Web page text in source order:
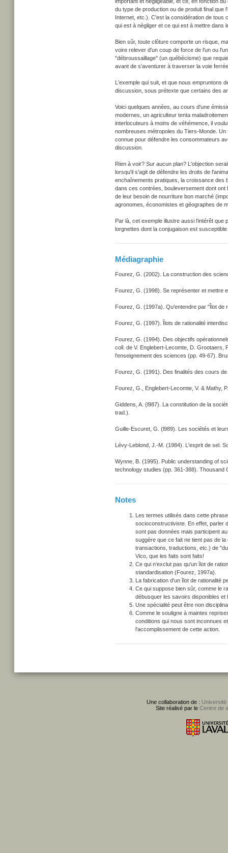
du type de production ou de produit final que
Internet, etc.). C'est la considération de
qui est à négliger et ce qui est à mettre dans
Bien sûr, toute clôture comporte un risque,
voire relever d'un coup de force de l'un ou
"débroussaillage" (un québécisme) que
avant de s'aventurer à traverser la voie
L'exemple qui suit, et que nous empruntons
discussion, sous prétexte que certains des
Voici quelques années, au cours d'une
modernes, un agriculteur tenta
interlocuteurs à moins de véhémence, il
nombreuses métropoles du Tiers-Monde.
connue pour défendre les consommateurs
discussion.
Rien à voir? Sur aucun plan? L'objection
lorsqu'il s'agit de défendre les droits de
enchaînements pratiques, la croissance des
dans ces contrées, bouleversement dont ont
de leur besoin de nourriture bon marché
agronomes, économistes et géographes de
Par là, cet exemple illustre aussi l'intérêt
lorgnettes dont la conjugaison est
Médiagraphie
Fourez, G. (2002). La construction des
Fourez, G. (1998). Se représenter et mettre
Fourez, G. (1997a). Qu'entendre par "Îlot de
Fourez, G. (1997). Îlots de rationalité
Fourez, G. (1994). Des objectifs
coll. de V. Englebert-Lecomte, D. Grootaers,
l'enseignement des sciences (pp. 49-67).
Fourez, G. (1991). Des finalités des cours
Fourez, G., Englebert-Lecomte, V. & Mathy,
Giddens, A. (l987). La constitution de la
trad.).
Guille-Escuret, G. (l989). Les sociétés et
Lévy-Leblond, J.-M. (1984). L'esprit de sel.
Wynne, B. (1995). Public understanding of
technology studies (pp. 361-388). Thousand
Notes
Les termes utilisés dans cette
socioconstructiviste. En effet, parler
sont pas données mais participent
suggère que ce fait ne tient pas de
transactions, traductions, etc.) de
Vico, que les faits sont faits!
Ce qui n'exclut pas qu'un îlot de
standardisation (Fourez, 1997a).
La fabrication d'un îlot de rationalité
Ce qui suppose bien sûr, comme le
débusquer les savoirs disponibles
Une spécialité peut être non
Comme le souligne à maintes
conditions qui nous sont inconnues
l'accomplissement de cette action.
Une collaboration de : Université
Site réalisé par le Centre de